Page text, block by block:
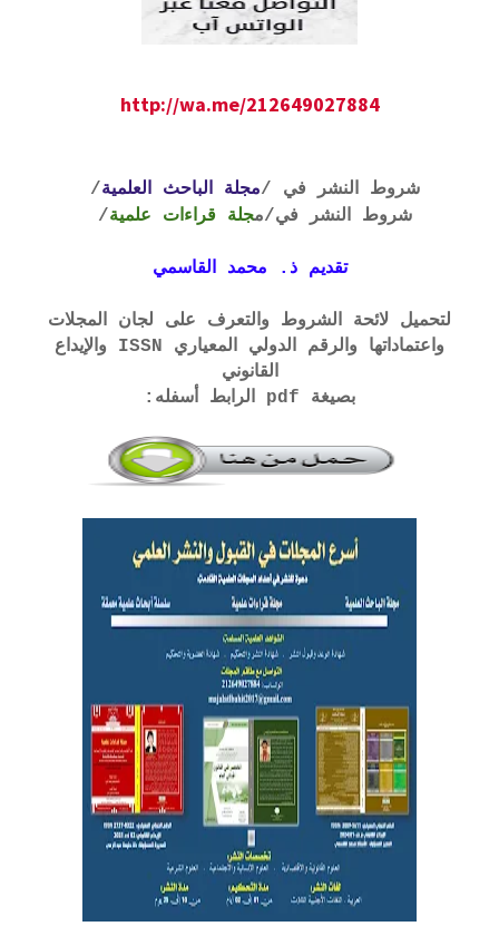
http://wa.me/212649027884
شروط النشر في /مجلة الباحث العلمية/
شروط النشر في/مجلة قراءات علمية/
تقديم ذ. محمد القاسمي
لتحميل لائحة الشروط والتعرف على لجان المجلات
واعتماداتها والرقم الدولي المعياري ISSN والإيداع
القانوني
بصيغة pdf الرابط أسفله: